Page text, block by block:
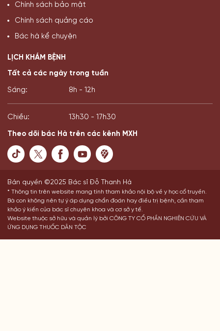
Chính sách bảo mật
Chính sách quảng cáo
Bác hà kể chuyện
LỊCH KHÁM BỆNH
Tất cả các ngày trong tuần
Sáng: 8h - 12h
Chiều: 13h30 - 17h30
Theo dõi bác Hà trên các kênh MXH
Bản quyền ©2025 Bác sĩ Đỗ Thanh Hà
* Thông tin trên website mang tính tham khảo nội bộ về y học cổ truyền.
Bà con không nên tự ý áp dụng chẩn đoán hay điều trị bệnh, cần tham
khảo ý kiến của bác sĩ chuyên khoa và cơ sở y tế.
Website thuộc sở hữu và quản lý bởi CÔNG TY CỔ PHẦN NGHIÊN CỨU VÀ
ỨNG DỤNG THUỐC DÂN TỘC